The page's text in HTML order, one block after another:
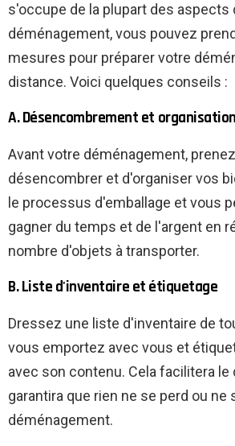
s'occupe de la plupart des aspects
déménagement, vous pouvez
mesures pour préparer votre
distance. Voici quelques conseils :
A. Désencombrement et organisation
Avant votre déménagement,
désencombrer et d'organiser vos
le processus d'emballage et vous
gagner du temps et de l'argent en
nombre d'objets à transporter.
B. Liste d'inventaire et étiquetage
Dressez une liste d'inventaire de
vous emportez avec vous et
avec son contenu. Cela facilitera le
garantira que rien ne se perd ou ne
déménagement.